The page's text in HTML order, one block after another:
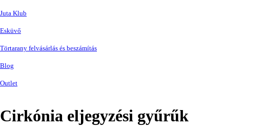
Juta Klub
Esküvő
Törtarany felvásárlás és beszámítás
Blog
Outlet
Cirkónia eljegyzési gyűrűk